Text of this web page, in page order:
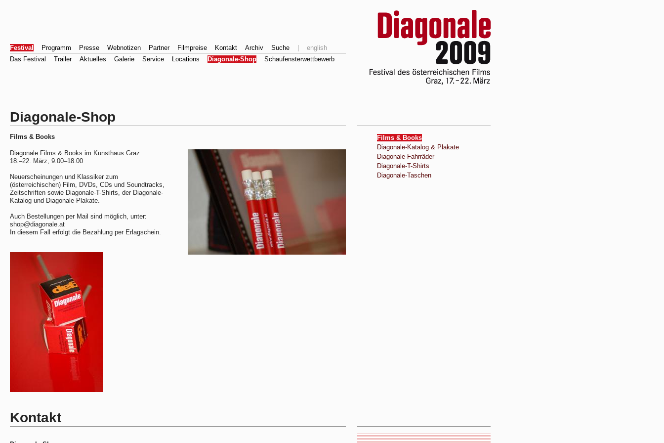
Festival Programm Presse Webnotizen Partner Filmpreise Kontakt Archiv Suche
english
Das Festival
Trailer Aktuelles Galerie Service Locations Diagonale-Shop Schaufensterwettbewerb
Diagonale-Shop
Films & Books
Diagonale Films & Books im Kunsthaus Graz
18.–22. März, 9.00–18.00
Neuerscheinungen und Klassiker zum
(österreichischen) Film, DVDs, CDs und Soundtracks,
Zeitschriften sowie Diagonale-T-Shirts, der Diagonale-
Katalog und Diagonale-Plakate.
Auch Bestellungen per Mail sind möglich, unter:
shop@diagonale.at
In diesem Fall erfolgt die Bezahlung per Erlagschein.
Films & Books
Diagonale-Katalog & Plakate
Diagonale-Fahrräder
Diagonale-T-Shirts
Diagonale-Taschen
Kontakt